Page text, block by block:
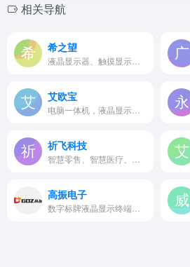
相关导航
希之望
艾欧宝
祈飞科技
高振电子